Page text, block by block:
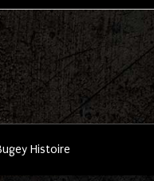
Histoire